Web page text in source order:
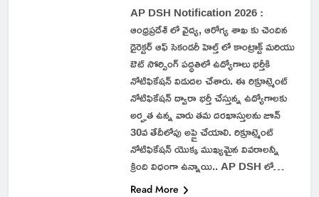
AP DSH Notification 2026 :
ఆంధ్రప్రదేశ్ లో వైద్య, ఆరోగ్య శాఖ కు చెందిన
డైరెక్టర్ ఆఫ్ సెకండరీ హెల్త్ లో కాంట్రాక్ట్ మరియు
ఔట్ సోర్సింగ్ పద్ధతిలో ఉద్యోగాలు భర్తీకి
నోటిఫికేషన్ విడుదల చేశారు. ఈ రిక్రూట్మెంట్
నోటిఫికేషన్ ద్వారా భర్తీ చేస్తున్న ఉద్యోగాలకు
అర్హత ఉన్న వారు తమ దరఖాస్తులను జూన్
30వ తేదీలోపు అప్లై చేయాలి. రిక్రూట్మెంట్
నోటిఫికేషన్ యొక్క ముఖ్యమైన వివరాలన్నీ
క్రింది విధంగా ఉన్నాయి.. AP DSH లో…
Read More